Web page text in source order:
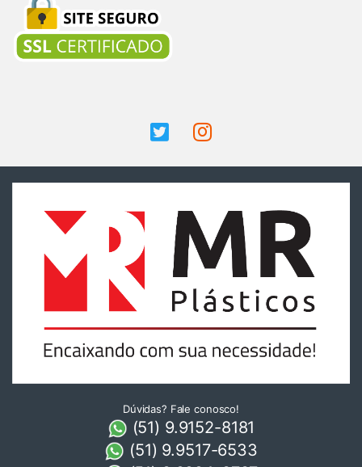
Dúvidas? Fale conosco!
(51) 9.9152-8181
(51) 9.9517-6533